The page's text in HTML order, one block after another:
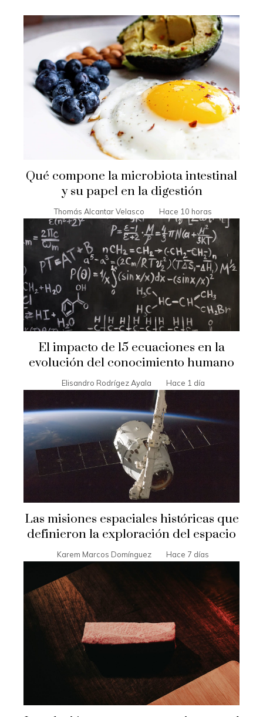
Qué compone la microbiota intestinal
y su papel en la digestión
Thomás Alcantar Velasco Hace 10 horas
El impacto de 15 ecuaciones en la
evolución del conocimiento humano
Elisandro Rodrígez Ayala Hace 1 día
Las misiones espaciales históricas que
definieron la exploración del espacio
Karem Marcos Domínguez Hace 7 días